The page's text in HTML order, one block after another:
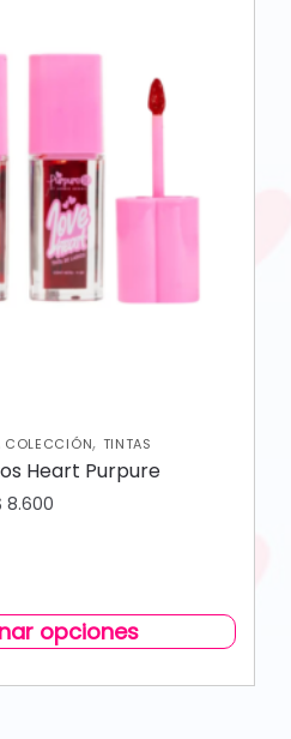
COLECCIÓN, TINTAS
Heart Purpure
8.600
opciones